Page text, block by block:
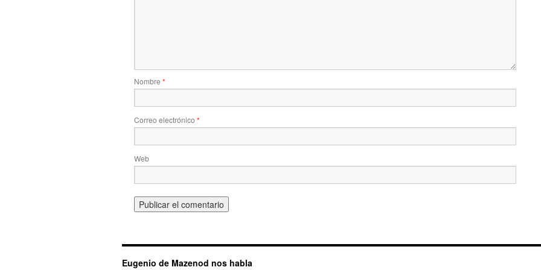
Nombre *
Correo electrónico *
Web
Eugenio de Mazenod nos habla